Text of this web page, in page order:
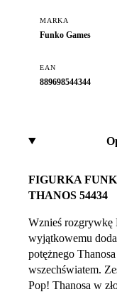
MARKA
Funko Games
EAN
889698544344
FIGURKA
THANOS 54434
Wznieś rozgrywkę
wyjątkowemu
potężnego
wszechświatem.
Pop! Thanosa w